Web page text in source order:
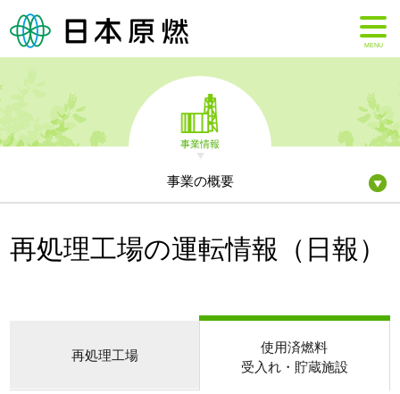
MENU
事業情報
事業の概要
再処理工場の運転情報（日報）
再処理工場
使用済燃料
受入れ・貯蔵施設